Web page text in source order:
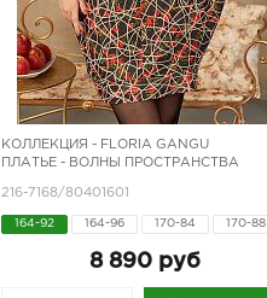
КОЛЛЕКЦИЯ - FLORIA GANGU
ПЛАТЬЕ - ВОЛНЫ ПРОСТРАНСТВА
216-7168/80401601
164-92 164-96 170-84 170-88
8 890 руб